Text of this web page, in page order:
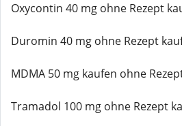
Oxycontin 40 mg ohne Rezept
Duromin 40 mg ohne Rezept
MDMA 50 mg kaufen ohne
Tramadol 100 mg ohne Rezept